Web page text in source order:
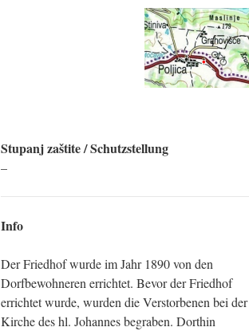
Stupanj zaštite/ Schutzstellung
–
Info
Der Friedhof wurde im Jahr 1890 von den
Dorfbewohneren errichtet. Bevor der Friedhof
errichtet wurde, wurden die Verstorbenen bei der
Kirche des hl. Johannes begraben. Dorthin